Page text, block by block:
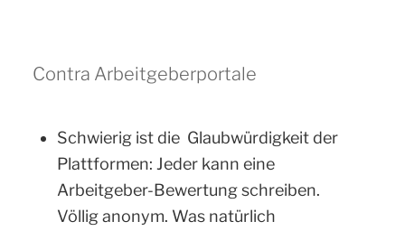
Contra Arbeitgeberportale
Schwierig ist die Glaubwürdigkeit der
Plattformen: Jeder kann eine
Arbeitgeber-Bewertung schreiben.
Völlig anonym. Was natürlich